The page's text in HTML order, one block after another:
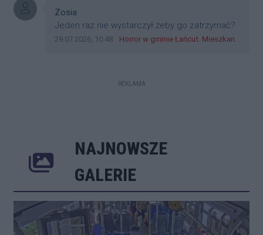
zagorzali pisowcy
Autor komentarza:
Zosia
Treść komentarza:
Jeden raz nie wystarczył żeby go zatrzymać?
Data dodania komentarza:
29.07.2026, 10:48 Źródło komentarza:
Horror w gminie Łańcut. Mieszkaniec Rzeszowa terroryzował rodzinę nożem i zaatakował policjantów! [VIDEO]
REKLAMA
NAJNOWSZE
GALERIE